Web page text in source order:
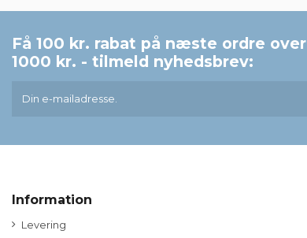
Få 100 kr. rabat på næste ordre over
1000 kr. - tilmeld nyhedsbrev:
Information
Levering